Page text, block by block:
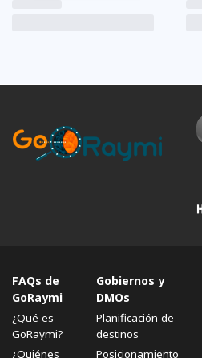
FAQs de
GoRaymi
¿Qué es
GoRaymi?
¿Quiénes
Gobiernos y
DMOs
Planificación de
destinos
Posicionamiento